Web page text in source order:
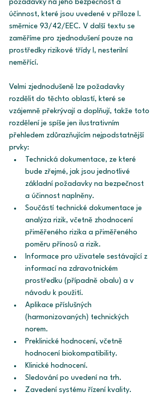
požadavky na jeho bezpečnost a
účinnost, které jsou uvedené v příloze I.
směrnice 93/42/EEC. V další textu se
zaměříme pro zjednodušení pouze na
prostředky rizikové třídy I, nesterilní
neměřící.
Velmi zjednodušeně lze požadavky
rozdělit do těchto oblastí, které se
vzájemně překrývají a doplňují, takže toto
rozdělení je spíše jen ilustrativním
přehledem zdůrazňujícím nejpodstatnější
prvky:
Technická dokumentace, ze které
bude zřejmé, jak jsou jednotlivé
základní požadavky na bezpečnost
a účinnost naplněny.
Součástí technické dokumentace je
analýza rizik, včetně zhodnocení
přiměřeného rizika a přiměřeného
poměru přínosů a rizik.
Informace pro uživatele sestávající z
informací na zdravotnickém
prostředku (případně obalu) a v
návodu k použití.
Aplikace příslušných
(harmonizovaných) technických
norem.
Preklinické hodnocení, včetně
hodnocení biokompatibility.
Klinické hodnocení.
Sledování po uvedení na trh.
Zavedení systému řízení kvality.